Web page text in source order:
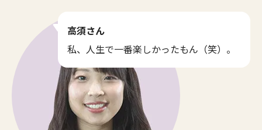
高須さん
私、人生で一番楽しかったもん（笑）。